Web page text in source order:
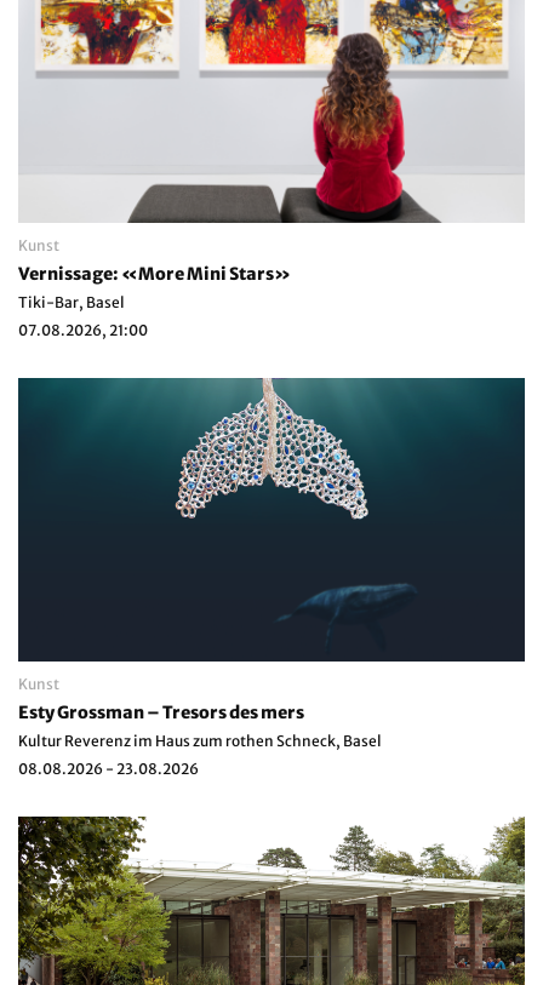
Kunst
Vernissage: «More Mini Stars»
Tiki-Bar, Basel
07.08.2026, 21:00
Kunst
Esty Grossman – Tresors des mers
Kultur Reverenz im Haus zum rothen Schneck, Basel
08.08.2026 - 23.08.2026